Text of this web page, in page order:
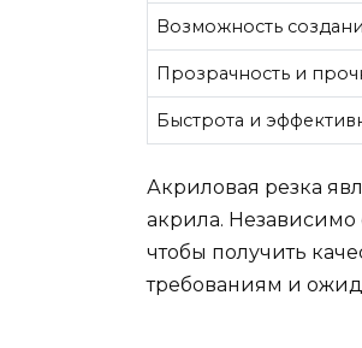
Возможность
Прозрачность и
Быстрота и
Акриловая резка
акрила. Независимо
чтобы получить
требованиям и